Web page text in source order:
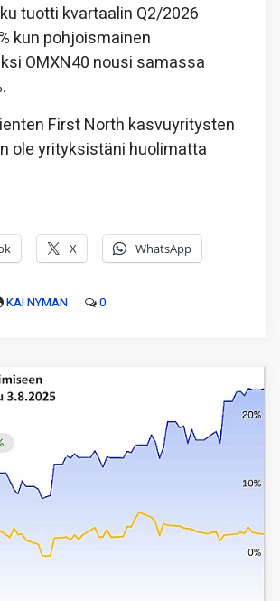
tuotti kvartaalin Q2/2026
kun pohjoismainen
OMXN40 nousi samassa
First North kasvuyritysten
ole yrityksistäni huolimatta
X WhatsApp
KAI NYMAN 0